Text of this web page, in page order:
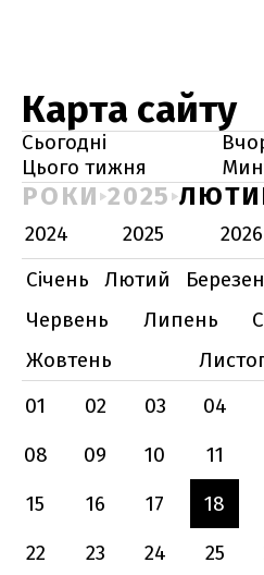
Карта сайту
Сьогодні
Цього тижня
РОКИ 2025
2024 2025
2026
Січень
Лютий
Червень
Липень
Жовтень
01
02 03 04
08
09 10 11
15
16 17 18
22
23 24 25